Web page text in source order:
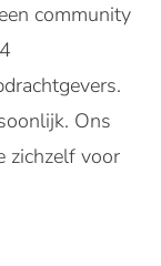
community
Ons
zichzelf voor